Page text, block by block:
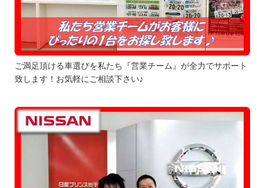
ご満足頂ける車選びを私たち『営業チーム』が全力でサポート
致します！お気軽にご相談下さい♪